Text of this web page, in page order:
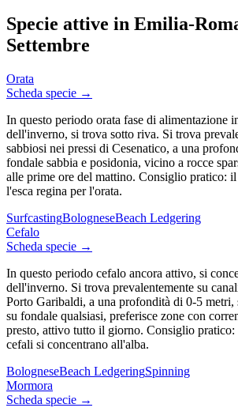
Specie attive in Emilia-
Settembre
Orata
Scheda specie →
In questo periodo orata fase di alimentazione
dell'inverno, si trova sotto riva. Si trova
sabbiosi nei pressi di Cesenatico, a una
fondale sabbia e posidonia, vicino a rocce
alle prime ore del mattino. Consiglio pratico:
l'esca regina per l'orata.
SurfcastingBologneseBeach Ledgering
Cefalo
Scheda specie →
In questo periodo cefalo ancora attivo, si
dell'inverno. Si trova prevalentemente su
Porto Garibaldi, a una profondità di 0-5 metri,
su fondale qualsiasi, preferisce zone con
presto, attivo tutto il giorno. Consiglio
cefali si concentrano all'alba.
BologneseBeach LedgeringSpinning
Mormora
Scheda specie →